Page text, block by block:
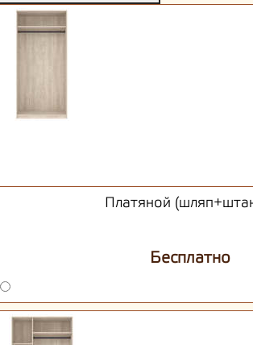
Платяной
Бесплатно